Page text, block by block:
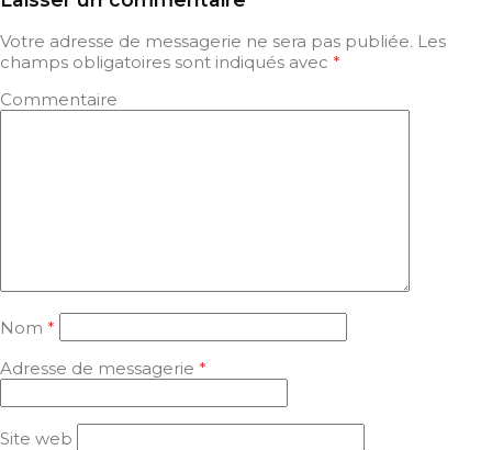
Votre adresse de messagerie ne sera pas publiée. Les
champs obligatoires sont indiqués avec *
Commentaire
Nom *
Adresse de messagerie *
Site web